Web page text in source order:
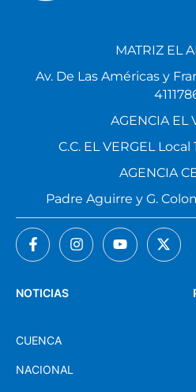
NOTICIAS
CUENCA
NACIONAL
MATRIZ EL
Av. De Las Américas y
AGENCIA EL
C.C. EL VERGEL Local
AGENCIA
Padre Aguirre y G.